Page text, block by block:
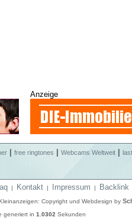
Anzeige
free ringtones Webcams Weltweit
| Kontakt| Impressum | Backlink
Copyright und Webdesign by
generiert in 1.0302 Sekunden